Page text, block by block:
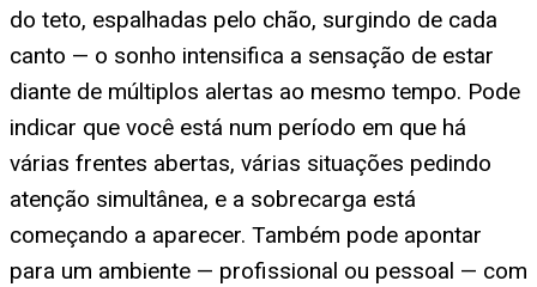
do teto, espalhadas pelo chão, surgindo de cada
canto — o sonho intensifica a sensação de estar
diante de múltiplos alertas ao mesmo tempo. Pode
indicar que você está num período em que há
várias frentes abertas, várias situações pedindo
atenção simultânea, e a sobrecarga está
começando a aparecer. Também pode apontar
para um ambiente — profissional ou pessoal — com